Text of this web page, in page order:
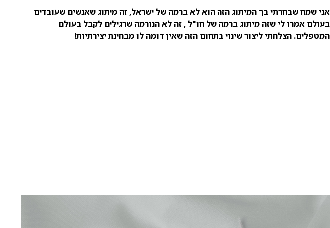
אני שמח שבחרתי בך המיתוג הזה הוא לא ברמה של ישראל, זה מיתוג שאנשים שעובדים
בעולם אמרו לי שזה מיתוג ברמה של חו"ל , זה לא הנורמה שרגילים לקבל בעולם
המטפלים. הצלחתי ליצור שינוי בתחום הזה שאין דומה לו מבחינת יצירתיות!